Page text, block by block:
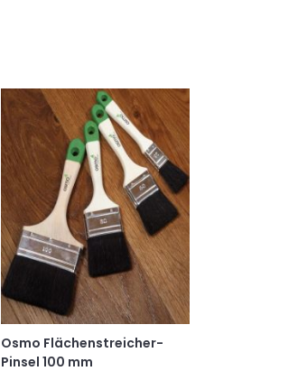
Osmo Flächenstreicher-
Pinsel 100 mm